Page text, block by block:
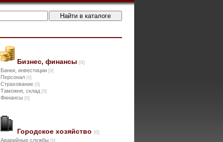
Бизнес, финансы [0]
Банки, инвестиции [0]
Персонал [0]
Страхование [0]
Таможня, склад [0]
Финансы [0]
Городское хозяйство [0]
Аварийные службы [0]